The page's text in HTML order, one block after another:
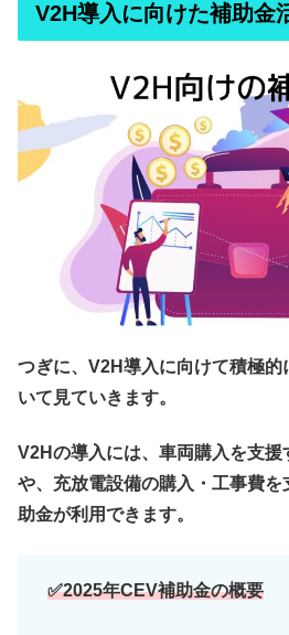
V2H導入に向けた補助金
つぎに、V2H導入に向けて積極
いて見ていきます。
V2Hの導入には、車両購入を支援
や、充放電設備の購入・工事費
助金が利用できます。
✅2025年CEV補助金の概要